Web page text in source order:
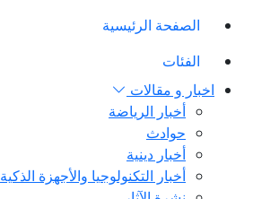
الصفحة الرئيسية
الفئات
اخبار و مقالات
أخبار الرياضة
حوادث
أخبار دينية
أخبار التكنولوجيا والأجهزة الذكية